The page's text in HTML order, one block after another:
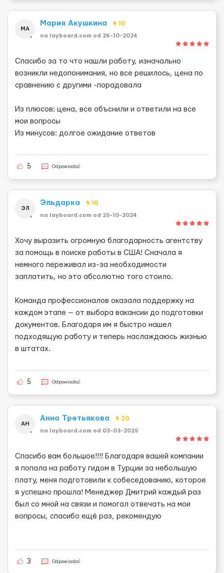
МА
Мария Акушкина 10
na layboard.com od 26-10-2024
Спасибо за то что нашли работу, изначально
возникли недопонимания, но все решилось, цена по
сравнению с другими -порадовала
Из плюсов: цена, все объснили и ответили на все
мои вопросы
Из минусов: долгое ожидание ответов
5 Odpowiadać
ЭЛ
Эльдарка 10
na layboard.com od 25-10-2024
Хочу выразить огромную благодарность агентству
за помощь в поиске работы в США! Сначала я
немного переживал из-за необходимости
заплатить, но это абсолютно того стоило.
Команда профессионалов оказала поддержку на
каждом этапе — от выбора вакансии до подготовки
документов. Благодаря им я быстро нашел
подходящую работу и теперь наслаждаюсь жизнью
в штатах.
5 Odpowiadać
АН
Анна Третьякова 20
na layboard.com od 03-03-2025
Спасибо вам большое!!!! Благодаря вашей компании
я попала на работу гидом в Турции за небольшую
плату, меня подготовили к собеседованию, которое
я успешно прошла! Менеджер Дмитрий каждый раз
был со мной на связи и помогал отвечать на мои
вопросы, спасибо ещё раз, рекомендую
3 Odpowiadać